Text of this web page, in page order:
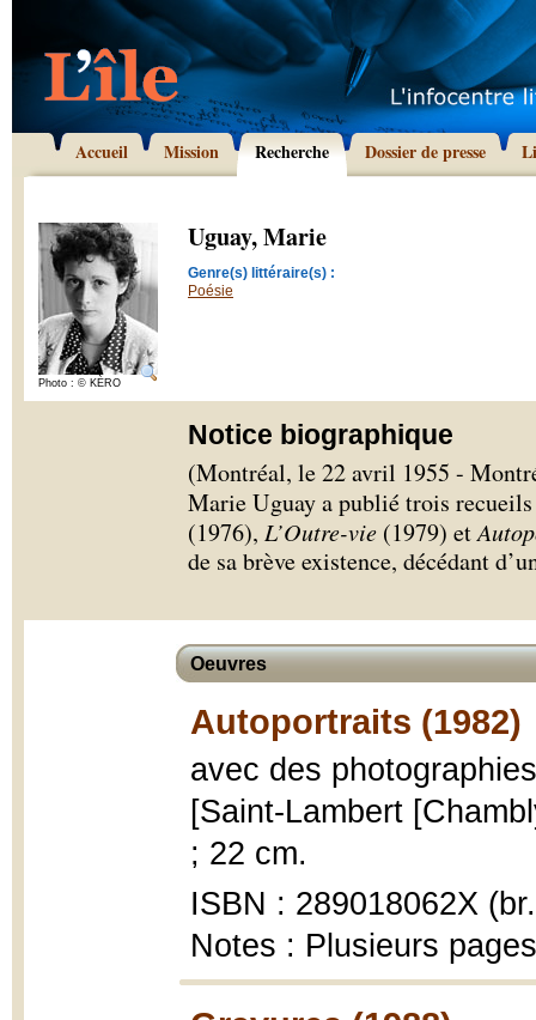
Accueil Mission Recherche Dossier de presse
Photo : © KÈRO
Uguay, Marie
Genre(s) littéraire(s) :
Poésie
Notice biographique
(Montréal, le 22 avril 1955 -
Marie Uguay a publié trois
(1976), L’Outre-vie (1979) et
de sa brève existence, décédant
Oeuvres
Autoportraits (1982)
avec des
[Saint-Lambert
; 22 cm.
ISBN : 289018062X
Notes : Plusieurs